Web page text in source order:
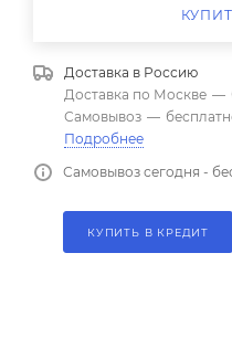
Доставка в Россию
Доставка по Москве —
Самовывоз —
Подробнее
Самовывоз сегодня -
КУПИТЬ В КРЕДИТ